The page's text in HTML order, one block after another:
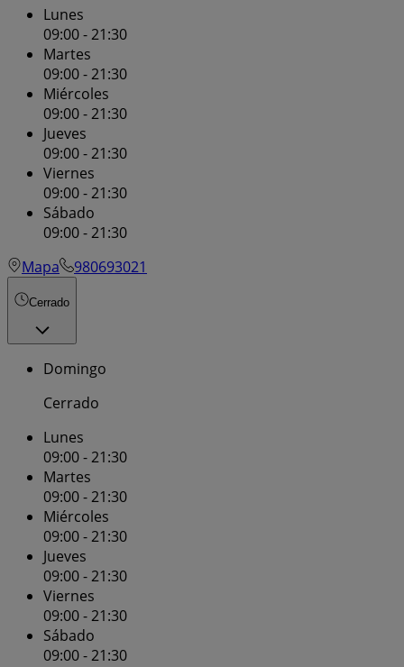
Lunes
09:00 - 21:30
Martes
09:00 - 21:30
Miércoles
09:00 - 21:30
Jueves
09:00 - 21:30
Viernes
09:00 - 21:30
Sábado
09:00 - 21:30
Mapa
980693021
Cerrado
Domingo
Cerrado
Lunes
09:00 - 21:30
Martes
09:00 - 21:30
Miércoles
09:00 - 21:30
Jueves
09:00 - 21:30
Viernes
09:00 - 21:30
Sábado
09:00 - 21:30